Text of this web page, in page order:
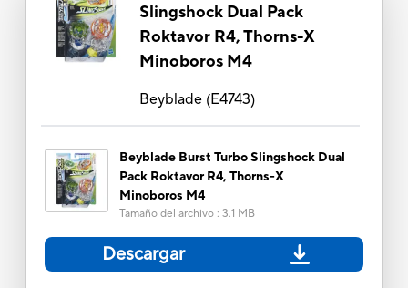
Slingshock Dual Pack
Roktavor R4, Thorns-X
Minoboros M4
Beyblade(E4743)
Beyblade Burst Turbo Slingshock Dual
Pack Roktavor R4, Thorns-X
Minoboros M4
Tamaño del archivo: 3.1 MB
Descargar